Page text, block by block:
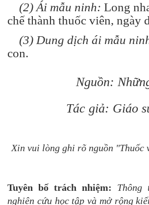
(2) Ái mẫu ninh: Long
chế thành thuốc viên, ngày
(3) Dung dịch ái mẫu
con.
Nguồn:
Tác giả: Giáo
Xin vui lòng ghi rõ nguồn "Thuốc
Tuyên bố trách nhiệm:
Thông
nghiên cứu học tập và mở rộng